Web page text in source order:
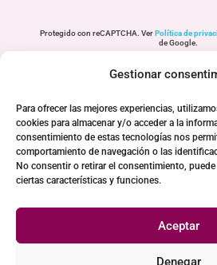
Gestionar
Para ofrecer las mejores experiencias,
cookies para almacenar y/o acceder a la
consentimiento de estas tecnologías nos
comportamiento de navegación o las
No consentir o retirar el consentimiento,
ciertas características y funciones.
Aceptar
Denegar
Protegido con reCAPTCHA. VerPolítica de
de Google.